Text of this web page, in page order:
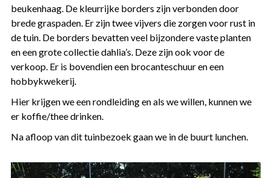
beukenhaag. De kleurrijke borders zijn verbonden door
brede graspaden. Er zijn twee vijvers die zorgen voor rust in
de tuin. De borders bevatten veel bijzondere vaste planten
en een grote collectie dahlia’s. Deze zijn ook voor de
verkoop. Er is bovendien een brocanteschuur en een
hobbykwekerij.
Hier krijgen we een rondleiding en als we willen, kunnen we
er koffie/thee drinken.
Na afloop van dit tuinbezoek gaan we in de buurt lunchen.